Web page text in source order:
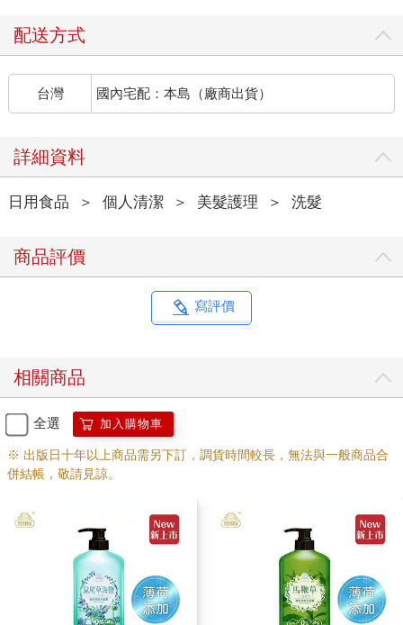
配送方式
台灣 國內宅配：本島（廠商出貨）
詳細資料
日用食品 ＞ 個人清潔 ＞ 美髮護理 ＞ 洗髮
商品評價
寫評價
相關商品
全選 加入購物車
※ 出版日十年以上商品需另下訂，調貨時間較長，無法與一般商品合
併結帳，敬請見諒。